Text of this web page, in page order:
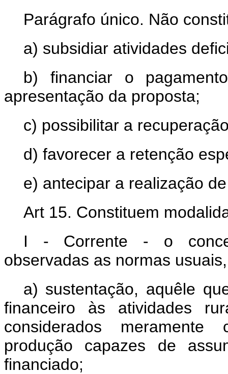
Parágrafo único. Não
a) subsidiar atividades
b) financiar o
apresentação da proposta;
c) possibilitar a
d) favorecer a retenção
e) antecipar a realização
Art 15. Constituem
I - Corrente - o
observadas as normas
a) sustentação, aquêle
financeiro às atividades
considerados
produção capazes de
financiado;